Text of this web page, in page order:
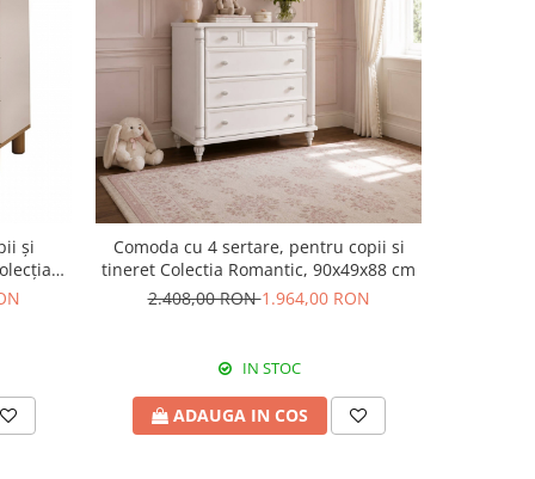
și
Comoda cu 4 sertare, pentru copii si
tineret Colectia Romantic, 90x49x88 cm
2.408,00 RON1.964,00 RON
IN STOC
ADAUGA IN COS